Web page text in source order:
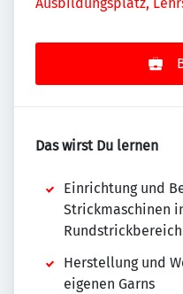
Das wirst Du lernen
Einrichtung und
Strickmaschinen
Rundstrickbereich
Herstellung und
eigenen Garns